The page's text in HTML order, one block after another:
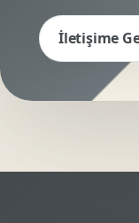
İletişime